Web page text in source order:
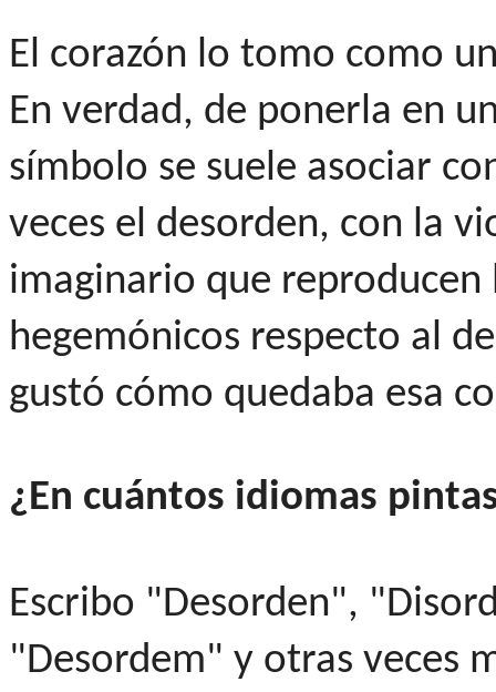
El corazón lo tomo como
En verdad, de ponerla en
símbolo se suele asociar
veces el desorden, con la
imaginario que
hegemónicos respecto al
gustó cómo quedaba esa
¿En cuántos idiomas
Escribo "Desorden",
"Desordem" y otras veces